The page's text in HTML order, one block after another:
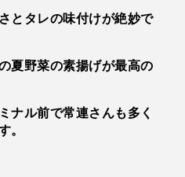
とタレの味付けが絶妙で
夏野菜の素揚げが最高の
ナル前で常連さんも多く
。